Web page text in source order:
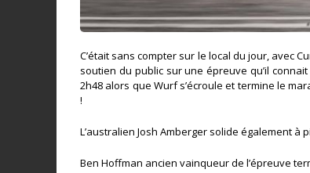
C’était sans compter sur le local du jour, avec
soutien du public sur une épreuve qu’il
2h48 alors que Wurf s’écroule et termine le
!
L’australien Josh Amberger solide également à
Ben Hoffman ancien vainqueur de l’épreuve